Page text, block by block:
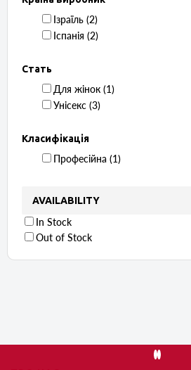
Ізраїль ‏ (2)
Іспанія ‏ (2)
Стать
Для жінок ‏ (1)
Унісекс ‏ (3)
Класифікація
Професійна ‏ (1)
AVAILABILITY
In Stock
Out of Stock